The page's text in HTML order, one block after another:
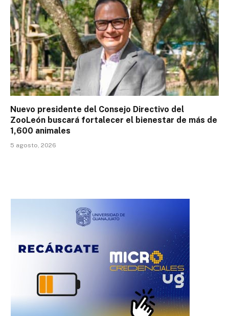
Nuevo presidente del Consejo Directivo del
ZooLeón buscará fortalecer el bienestar de más de
1,600 animales
5 agosto, 2026